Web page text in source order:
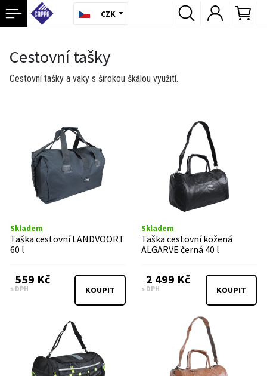
CZK
Cestovní tašky
Cestovní tašky a vaky s širokou škálou využití.
Skladem
Taška cestovní LANDVOORT
60 l
559 Kč
s DPH KOUPIT
Skladem
Taška cestovní kožená
ALGARVE černá 40 l
2 499 Kč
s DPH KOUPIT